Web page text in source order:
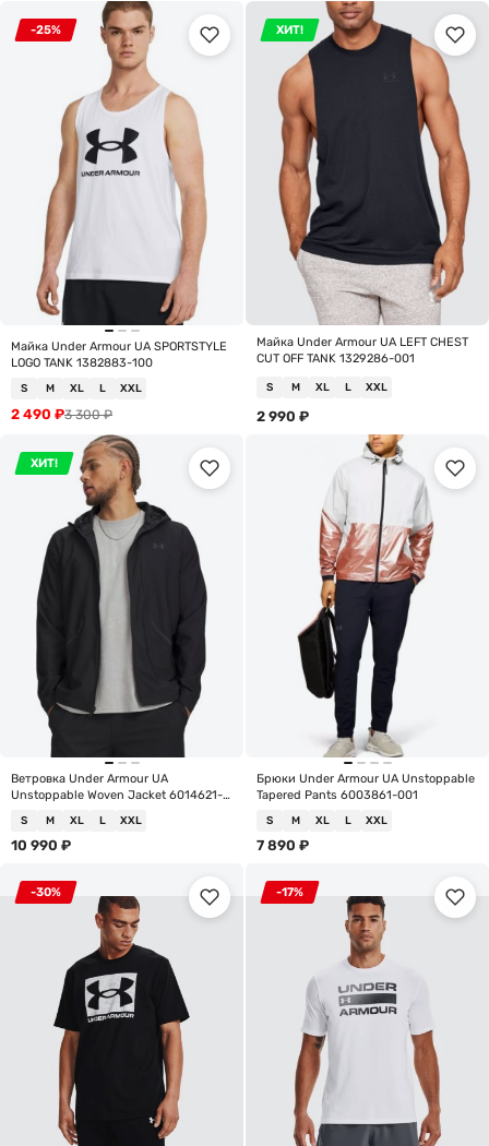
-25%
Майка Under Armour UA SPORTSTYLE
LOGO TANK 1382883-100
S M XL L XXL
3 300₽
2 490 ₽
ХИТ!
Майка Under Armour UA LEFT CHEST
CUT OFF TANK 1329286-001
S M XL L XXL
2 990 ₽
ХИТ!
Ветровка Under Armour UA
Unstoppable Woven Jacket 6014621-
S M XL L XXL
10 990 ₽
Брюки Under Armour UA Unstoppable
Tapered Pants 6003861-001
S M XL L XXL
7 890 ₽
-30% -17%